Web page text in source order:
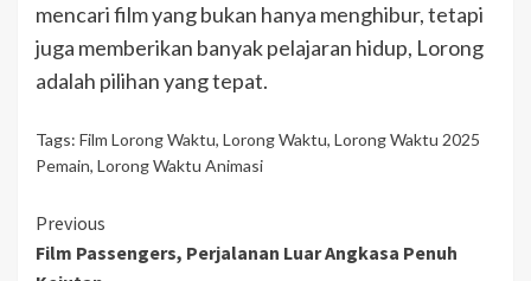
mencari film yang bukan hanya menghibur, tetapi
juga memberikan banyak pelajaran hidup, Lorong
adalah pilihan yang tepat.
Tags: Film Lorong Waktu, Lorong Waktu, Lorong Waktu 2025
Pemain, Lorong Waktu Animasi
Continue
Reading
Previous
Film Passengers, Perjalanan Luar Angkasa Penuh